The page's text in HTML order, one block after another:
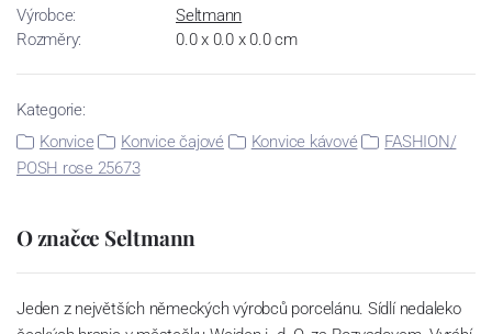
Výrobce:
Seltmann
Rozměry:
0.0 x 0.0 x 0.0 cm
Kategorie:
Konvice
Konvice čajové Konvice kávové
FASHION/
POSH rose 25673
O značce Seltmann
Jeden z největších německých výrobců porcelánu. Sídlí nedaleko